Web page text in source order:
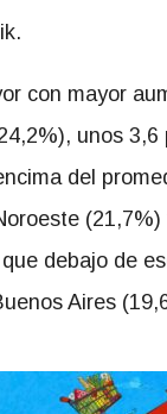
con mayor
unos 3,6
del
debajo de
Aires